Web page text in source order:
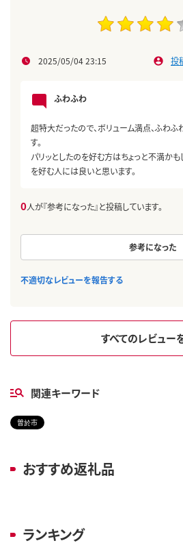
2025/05/04 23:15 投
ふわふわ
超特大だったので、ボリューム満点、ふわふ
す。
パリッとしたのを好む方はちょっと不満か
を好む人には良いと思います。
0人が『参考になった』と投稿しています。
参考になった
不適切なレビューを報告する
すべてのレビュー
関連キーワード
曽於市
おすすめ返礼品
ランキング